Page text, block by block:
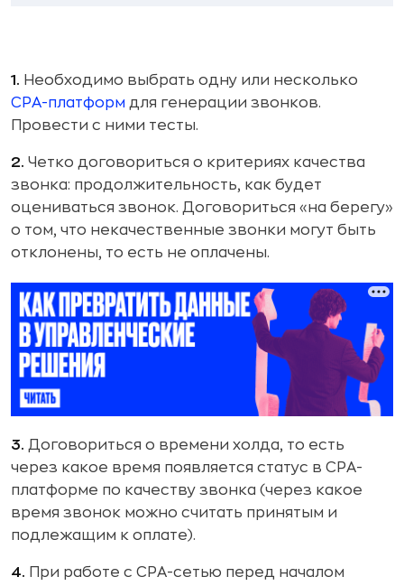
1. Необходимо выбрать одну или несколько
СРА-платформ для генерации звонков.
Провести с ними тесты.
2. Четко договориться о критериях качества
звонка: продолжительность, как будет
оцениваться звонок. Договориться «на берегу»
о том, что некачественные звонки могут быть
отклонены, то есть не оплачены.
3. Договориться о времени холда, то есть
через какое время появляется статус в СРА-
платформе по качеству звонка (через какое
время звонок можно считать принятым и
подлежащим к оплате).
4. При работе с СРА-сетью перед началом